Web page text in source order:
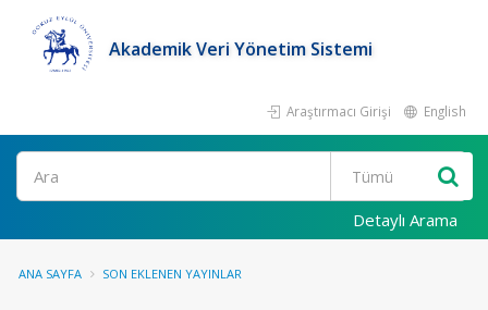
Akademik Veri Yönetim Sistemi
Araştırmacı Girişi English
Ara
Detaylı Arama
ANA SAYFA SON EKLENEN YAYINLAR